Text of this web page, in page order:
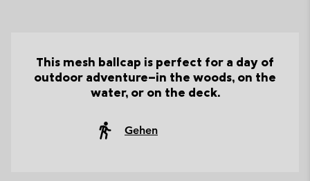
This mesh ballcap is perfect for a day of
outdoor adventure—in the woods, on the
water, or on the deck.
Gehen